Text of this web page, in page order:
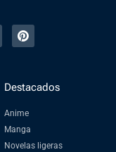
Destacados
Anime
Manga
Novelas ligeras